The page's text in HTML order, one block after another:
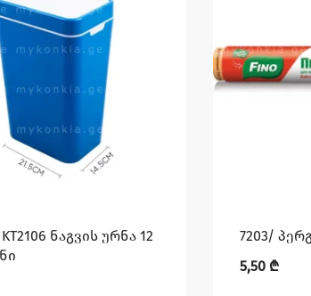
KT2106 ნაგვის ურნა 12
7203/
5,50 ₾